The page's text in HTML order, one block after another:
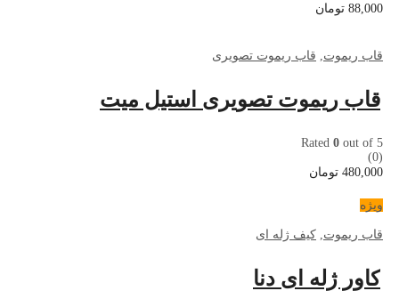
88,000 تومان
قاب ریموت قاب ریموت تصویری
قاب ریموت تصویری استیل میت
Rated 0 out of 5
(0)
480,000 تومان
ویژه
قاب ریموت کیف ژله ای
کاور ژله ای دنا